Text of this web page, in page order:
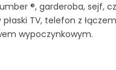
®, garderoba, sejf,
TV, telefon z łączem
wypoczynkowym.